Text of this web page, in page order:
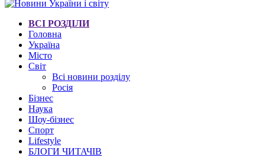
ВСІ РОЗДІЛИ
Головна
Україна
Місто
Світ
Всі новини розділу
Росія
Бізнес
Наука
Шоу-бізнес
Спорт
Lifestyle
БЛОГИ ЧИТАЧІВ